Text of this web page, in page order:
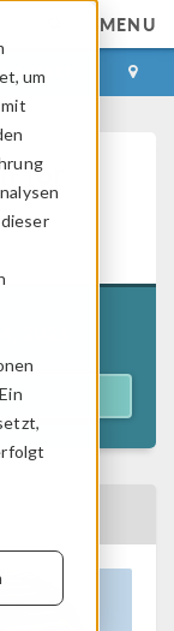
um
MENU
KONTAKT
for